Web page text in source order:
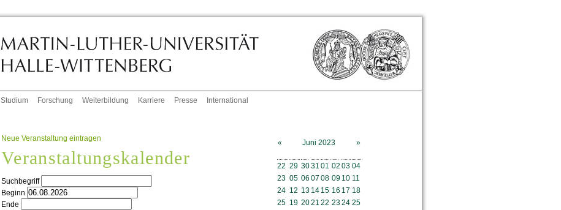
Studium Forschung Weiterbildung Karriere Presse International
« Juni 2023
»
22 29 3031 01 02 03 04
23 05 06 07 08 09 10 11
24 12 13 14 15 16 17 18
25 19 2021 22 2324 25
Neue Veranstaltung eintragen
Veranstaltungskalender
Suchbegriff
Beginn
Ende